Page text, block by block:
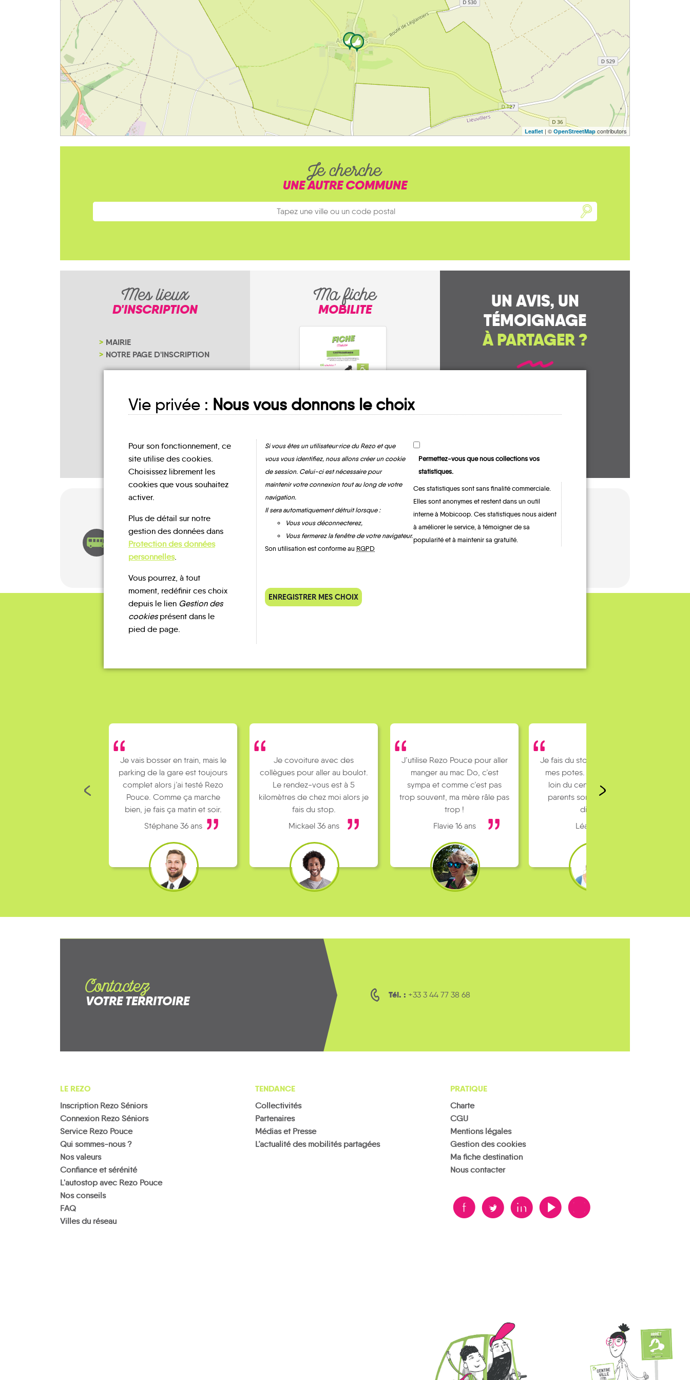
Leaflet | © OpenStreetMap contributors
Je cherche
UNE AUTRE COMMUNE
Mes lieux
D'INSCRIPTION
MAIRIE
NOTRE PAGE D'INSCRIPTION
Ma fiche
MOBILITE
UN AVIS, UN
TÉMOIGNAGE
À PARTAGER ?
Les infosMOBILITE
BUS
Je vais bosser en train, mais le
parking de la gare est toujours
complet alors j’ai testé Rezo
Pouce. Comme ça marche
bien, je fais ça matin et soir.
Stéphane 36 ans
Je covoiture avec des
collègues pour aller au boulot.
Le rendez-vous est à 5
kilomètres de chez moi alors je
fais du stop.
Mickael 36 ans
J’utilise Rezo Pouce pour aller
manger au mac Do, c’est
sympa et comme c’est pas
trop souvent, ma mère râle pas
trop !
Flavie 16 ans
Je fais du stop pour rejoindre
mes potes. J’habite un peu
loin du centre ville et mes
parents sont pas toujours
dispo…
Léa 16 ans
Contactez
VOTRE TERRITOIRE Tél. : +33 3 44 77 38 68
LE REZO
Inscription Rezo Séniors
Connexion Rezo Séniors
Service Rezo Pouce
Qui sommes-nous ?
Nos valeurs
Confiance et sérénité
L'autostop avec Rezo Pouce
Nos conseils
FAQ
Villes du réseau
TENDANCE
Collectivités
Partenaires
Médias et Presse
L’actualité des mobilités partagées
PRATIQUE
Charte
CGU
Mentions légales
Gestion des cookies
Vie privée : Nous vous donnons le choix
Pour son fonctionnement, ce
site utilise des cookies.
Choisissez librement les
cookies que vous souhaitez
activer.
Plus de détail sur notre
gestion des données dans
Protection des données
personnelles.
Vous pourrez, à tout
moment, redéfinir ces choix
depuis le lien Gestion des
cookiesprésent dans le
pied de page.
Si vous êtes un utilisateur·rice du Rezo et que
vous vous identifiez, nous allons créer un cookie
de session. Celui-ci est nécessaire pour
maintenir votre connexion tout au long de votre
navigation.
Il sera automatiquement détruit lorsque :
Vous vous déconnecterez,
Vous fermerez la fenêtre de votre navigateur.
Son utilisation est conforme au RGPD
Permettez-vous que nous collections vos
statistiques.
Ces statistiques sont sans finalité commerciale.
Elles sont anonymes et restent dans un outil
interne à Mobicoop. Ces statistiques nous aident
à améliorer le service, à témoigner de sa
popularité et à maintenir sa gratuité.
ENREGISTRER MES CHOIX
Ma fiche destination
Nous contacter
B A D F V